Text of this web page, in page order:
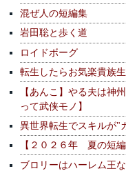
混ぜ人の短編集
岩田聡と歩く道
ロイドボーグ
転生したらお気楽貴族
【あんこ】やる夫は神
って武侠モノ】
異世界転生でスキルが"
【２０２６年 夏の短編
ブロリーはハーレム王